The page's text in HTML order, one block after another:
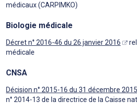
médicaux (CARPIMKO)
Biologie médicale
Décret n° 2016-46 du 26 janvier 2016
médicale
CNSA
Décision n° 2015-16 du 31 décembre 2015
n° 2014-13 de la directrice de la Caisse